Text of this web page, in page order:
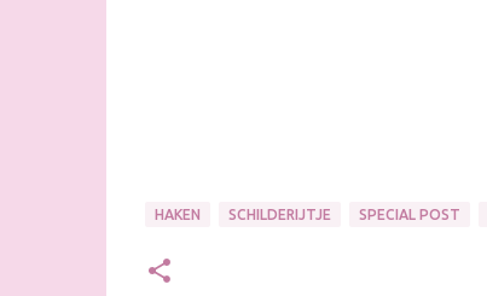
HAKEN SCHILDERIJTJE SPECIAL POST